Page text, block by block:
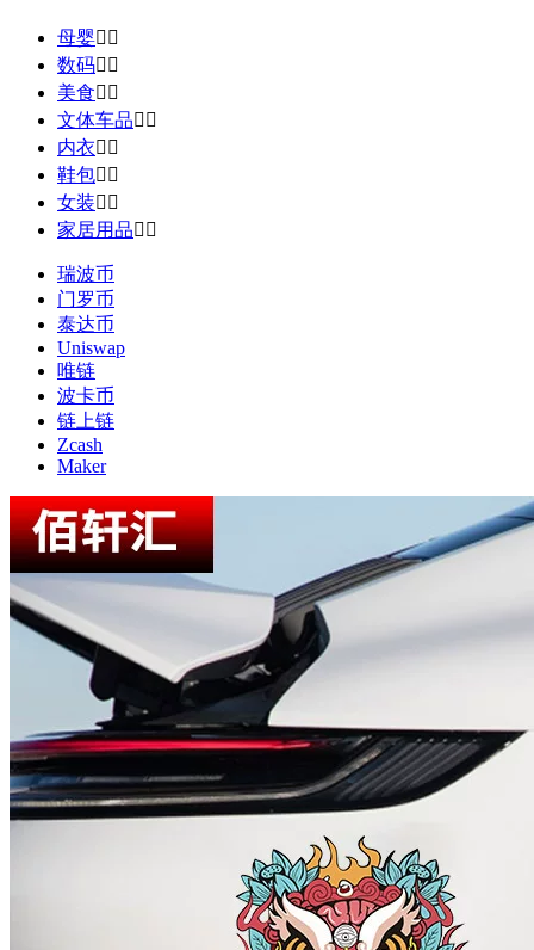
母婴 
数码 
美食 
文体车品 
内衣 
鞋包 
女装 
家居用品 
瑞波币
门罗币
泰达币
Uniswap
唯链
波卡币
链上链
Zcash
Maker